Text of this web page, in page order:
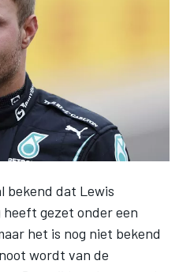
bekend dat Lewis
heeft gezet onder een
het is nog niet bekend
wordt van de